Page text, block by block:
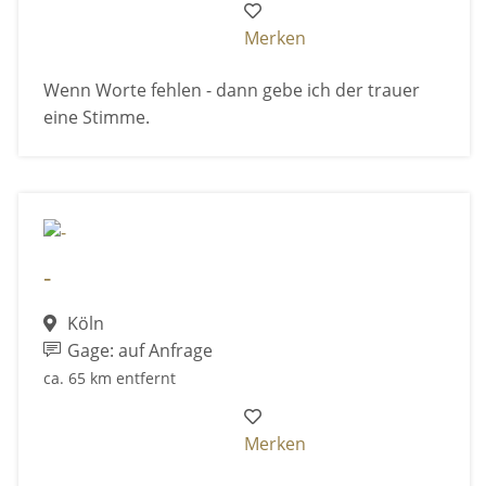
Merken
Wenn Worte fehlen - dann gebe ich der trauer
eine Stimme.
-
Köln
Gage: auf Anfrage
ca. 65 km entfernt
Merken